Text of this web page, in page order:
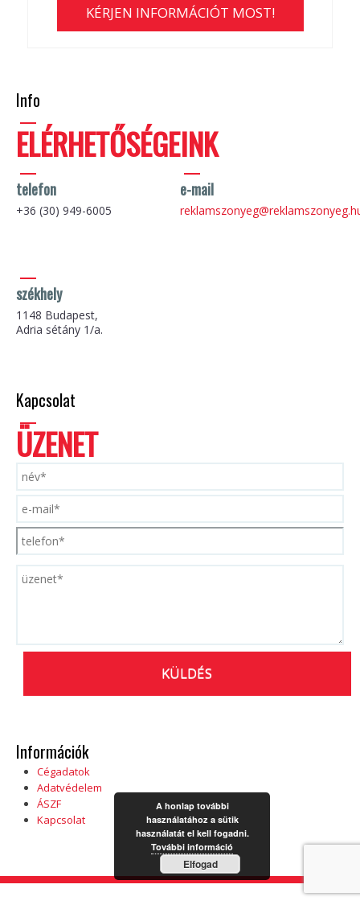
KÉRJEN INFORMÁCIÓT MOST!
Info
ELÉRHETŐSÉGEINK
telefon
+36 (30) 949-6005
e-mail
székhely
1148 Budapest,
Adria sétány 1/a.
Kapcsolat
ÜZENET
I
E
M
Információk
Cégadatok
Adatvédelem
ÁSZF
Kapcsolat
A honlap további
használatához a sütik
használatát el kell fogadni.
További információ
Elfogad